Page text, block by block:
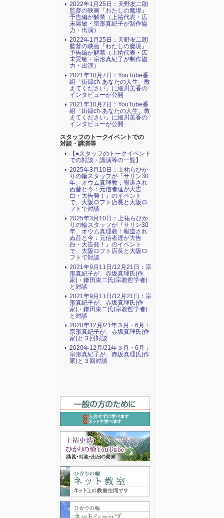
2022年1月25日：天野友二朗
監督の映画『わたしの魔境』
予告編が解禁（上祐代表・広
末晃敏・宗形真紀子が制作協
力・出演）
2022年1月25日：天野友二朗
監督の映画『わたしの魔境』
予告編が解禁（上祐代表・広
末晃敏・宗形真紀子が制作協
力・出演）
2021年10月7日：YouTube番
組「街録ch-あなたの人生、教
えてください」に細川美香の
インタビューが公開
2021年10月7日：YouTube番
組「街録ch-あなたの人生、教
えてください」に細川美香の
インタビューが公開
スタッフのトークイベントでの
対談・講演等
【●スタッフのトークイベント
での対談・講演等の一覧】
2025年3月10日：上祐らひか
りの輪スタッフが『サリン30
年、オウム真理教：報道され
ぬ昔と今：元信者達が大告
白・大告発！』のイベント
で、大阪ロフト店長と大阪ロ
フトで対談
2025年3月10日：上祐らひか
りの輪スタッフが『サリン30
年、オウム真理教：報道され
ぬ昔と今：元信者達が大告
白・大告発！』のイベント
で、大阪ロフト店長と大阪ロ
フトで対談
2021年9月11日/12月21日：宗
形真紀子が、赤坂真理氏(作
家)・鎌田東二氏(宗教哲学者)
と対談
2021年9月11日/12月21日：宗
形真紀子が、赤坂真理氏(作
家)・鎌田東二氏(宗教哲学者)
と対談
2020年12月/21年３月・6月：
宗形真紀子が、赤坂真理氏(作
家)と３回対談
2020年12月/21年３月・6月：
宗形真紀子が、赤坂真理氏(作
家)と３回対談